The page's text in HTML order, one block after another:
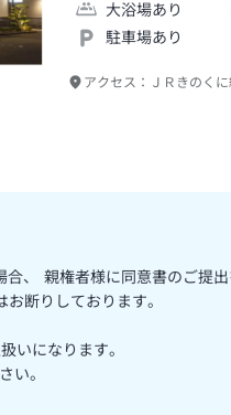
大浴場あり
駐車場あり
アクセス： ＪＲきのく
、 親権者様に同意書のご提
断りしております。
いになります。
い。